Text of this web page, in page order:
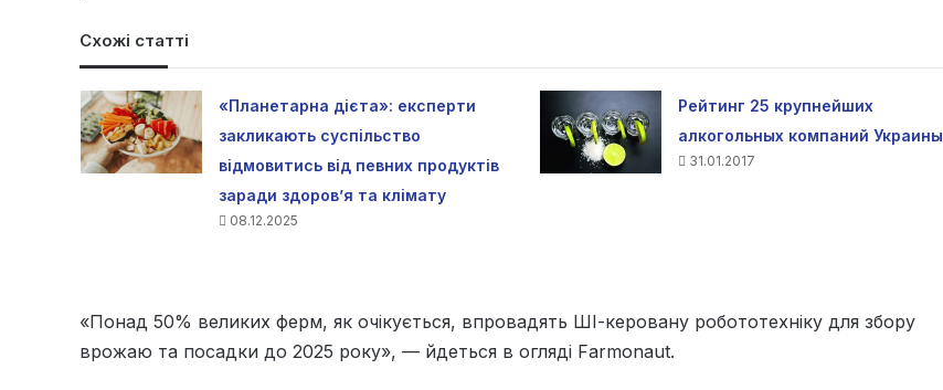
Схожі статті
«Планетарна дієта»: експерти
закликають суспільство
відмовитись від певних продуктів
заради здоров’я та клімату
08.12.2025
Рейтинг 25 крупнейших
алкогольных компаний Украины
31.01.2017
«Понад 50% великих ферм, як очікується, впровадять ШІ-керовану робототехніку для збору
врожаю та посадки до 2025 року», — йдеться в огляді Farmonaut.